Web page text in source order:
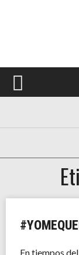
PORTADA
FESTIVALES
EXPOSICIONES
HISTORIAS
En tiempos